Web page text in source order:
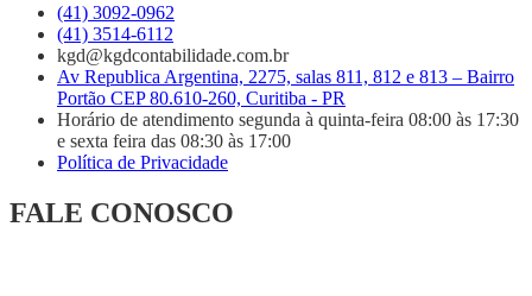
(41) 3092-0962
(41) 3514-6112
kgd@kgdcontabilidade.com.br
Av Republica Argentina, 2275, salas 811, 812 e 813 – Bairro
Portão CEP 80.610-260, Curitiba - PR
Horário de atendimento segunda à quinta-feira 08:00 às 17:30
e sexta feira das 08:30 às 17:00
Política de Privacidade
FALE CONOSCO